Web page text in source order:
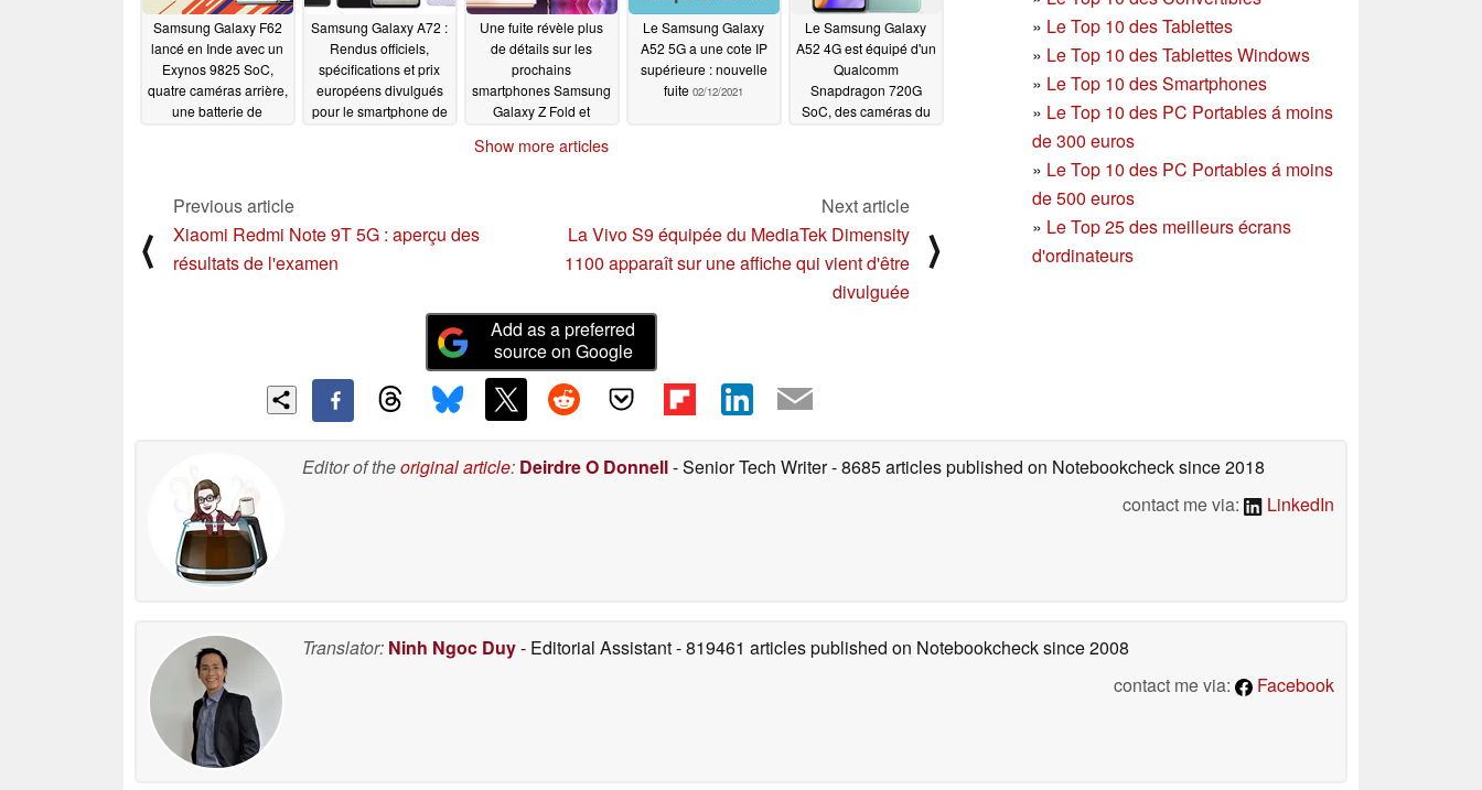
» Le Top 10 des Tablettes
» Le Top 10 des Tablettes Windows
» Le Top 10 des Smartphones
» Le Top 10 des PC Portables á moins
de 300 euros
» Le Top 10 des PC Portables á moins
de 500 euros
» Le Top 25 des meilleurs écrans
d'ordinateurs
Samsung Galaxy F62
lancé en Inde avec un
Exynos 9825 SoC,
quatre caméras arrière,
une batterie de
Samsung Galaxy A72 :
Rendus officiels,
spécifications et prix
européens divulgués
pour le smartphone de
Une fuite révèle plus
de détails sur les
prochains
smartphones Samsung
Galaxy Z Fold et
Le Samsung Galaxy
A52 5G a une cote IP
supérieure : nouvelle
fuite 02/12/2021
Le Samsung Galaxy
A52 4G est équipé d'un
Qualcomm
Snapdragon 720G
SoC, des caméras du
Show more articles
⟨
Previous article
Xiaomi Redmi Note 9T 5G : aperçu des
résultats de l'examen
Next article
La Vivo S9 équipée du MediaTek Dimensity
1100 apparaît sur une affiche qui vient d'être
divulguée
⟩
Add as a preferred
source on Google
Editor of theoriginal article: Deirdre O Donnell- Senior Tech Writer- 8685 articles published on Notebookchecksince 2018
contact me via:
LinkedIn
Translator: Ninh Ngoc Duy- Editorial Assistant- 819461 articles published on Notebookchecksince 2008
contact me via:
Facebook